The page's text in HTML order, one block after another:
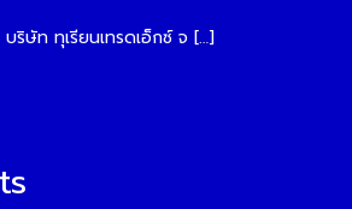
ริษัท ทุเรียนเทรดเอ็กซ์ จ […]